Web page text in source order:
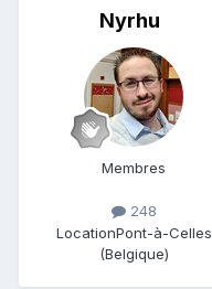
Nyrhu
Membres
248
LocationPont-à-Celles
(Belgique)